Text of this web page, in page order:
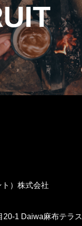
）株式会社
Daiwa麻布テラス